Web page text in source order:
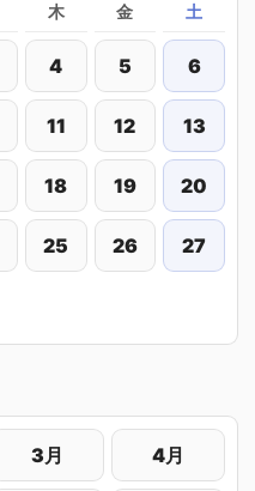
木 金 土
4 5 6
11 12 13
18 19 20
25 26 27
3月 4月